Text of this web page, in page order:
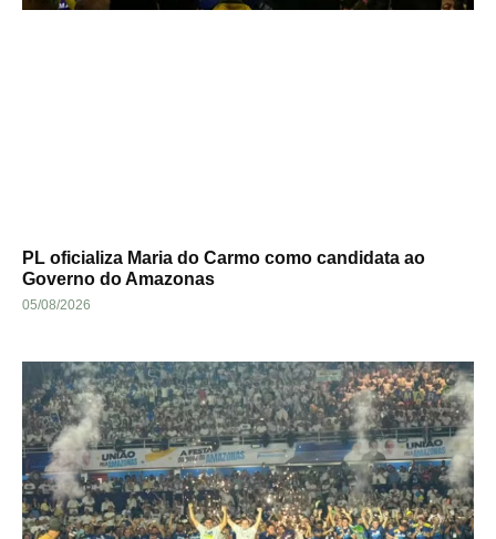
PL oficializa Maria do Carmo como candidata ao
Governo do Amazonas
05/08/2026